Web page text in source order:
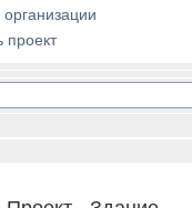
проект